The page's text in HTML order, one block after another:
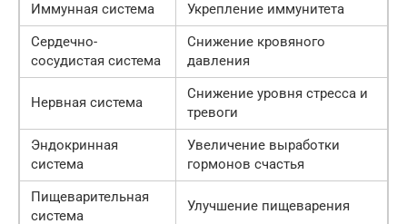
Иммунная система
Укрепление иммунитета
Сердечно-
сосудистая система
Снижение кровяного
давления
Нервная система
Снижение уровня стресса и
тревоги
Эндокринная
система
Увеличение выработки
гормонов счастья
Пищеварительная
система
Улучшение пищеварения